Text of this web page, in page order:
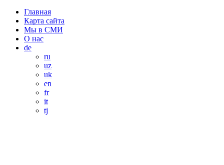
Главная
Карта сайта
Мы в СМИ
О нас
de
ru
uz
uk
en
fr
it
tj